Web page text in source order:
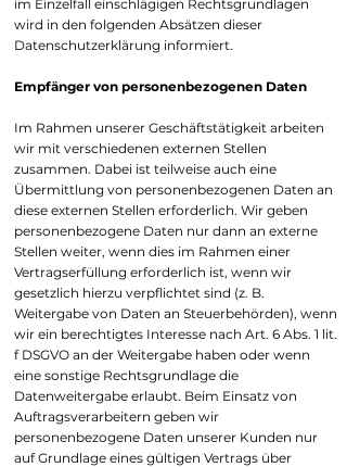
im Einzelfall einschlägigen Rechtsgrundlagen
wird in den folgenden Absätzen dieser
Datenschutzerklärung informiert.
Empfänger von personenbezogenen Daten
Im Rahmen unserer Geschäftstätigkeit arbeiten
wir mit verschiedenen externen Stellen
zusammen. Dabei ist teilweise auch eine
Übermittlung von personenbezogenen Daten an
diese externen Stellen erforderlich. Wir geben
personenbezogene Daten nur dann an externe
Stellen weiter, wenn dies im Rahmen einer
Vertragserfüllung erforderlich ist, wenn wir
gesetzlich hierzu verpflichtet sind (z. B.
Weitergabe von Daten an Steuerbehörden), wenn
wir ein berechtigtes Interesse nach Art. 6 Abs. 1 lit.
f DSGVO an der Weitergabe haben oder wenn
eine sonstige Rechtsgrundlage die
Datenweitergabe erlaubt. Beim Einsatz von
Auftragsverarbeitern geben wir
personenbezogene Daten unserer Kunden nur
auf Grundlage eines gültigen Vertrags über